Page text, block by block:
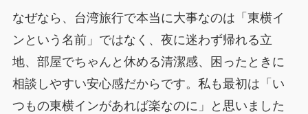
なぜなら、台湾旅行で本当に大事なのは「東横イ
ンという名前」ではなく、夜に迷わず帰れる立
地、部屋でちゃんと休める清潔感、困ったときに
相談しやすい安心感だからです。私も最初は「い
つもの東横インがあれば楽なのに」と思いました